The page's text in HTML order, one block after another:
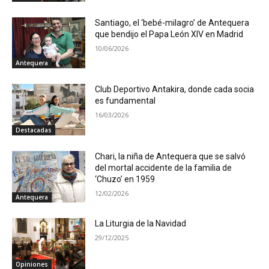
Antequera
Santiago, el ‘bebé-milagro’ de Antequera
que bendijo el Papa León XIV en Madrid
10/06/2026
Destacadas
Club Deportivo Antakira, donde cada socia
es fundamental
16/03/2026
Antequera
Chari, la niña de Antequera que se salvó
del mortal accidente de la familia de
‘Chuzo’ en 1959
12/02/2026
Opiniones
La Liturgia de la Navidad
29/12/2025